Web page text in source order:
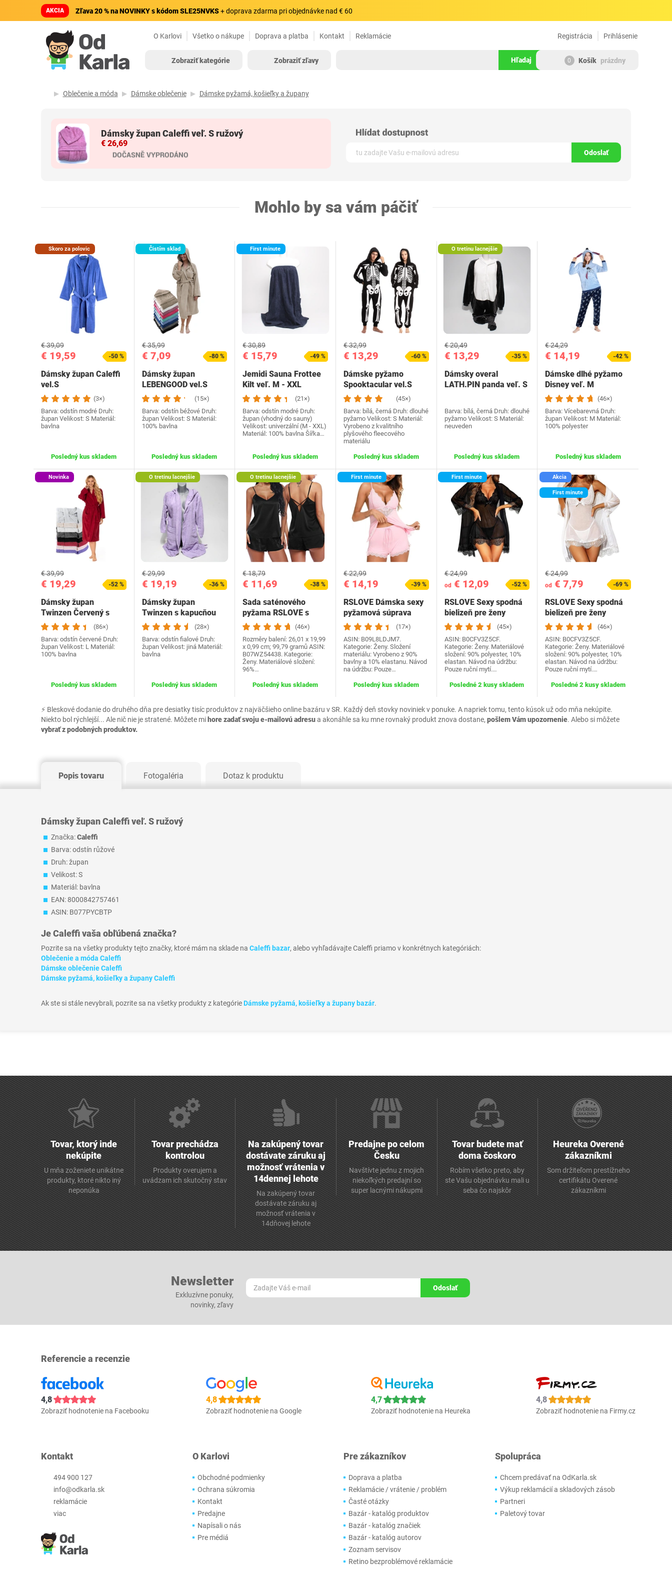
AKCIA Zľava 20 % na NOVINKY s kódom SLE25NVKS+ doprava zdarma pri objednávke nad € 60
O Karlovi Všetko o nákupe Doprava a platba Kontakt Reklamácie Prihlásenie
Registrácia
Zobraziť kategórie Zobraziť zľavy Hľadaj 0 Košík prázdny
Oblečenie a móda Dámske oblečenie Dámske pyžamá, košieľky a župany
Dámsky župan Caleffi veľ. S ružový
⚡ Bleskové dodanie do druhého dňa pre desiatky tisíc produktov z najväčšieho online bazáru v SR. Každý deň stovky noviniek v ponuke. A napriek tomu, tento kúsok už odo mňa nekúpite.
Niekto bol rýchlejší... Ale nič nie je stratené. Môžete mihore zadať svoju e-mailovú adresua akonáhle sa ku mne rovnaký produkt znova dostane, pošlem Vám upozornenie. Alebo si môžete
vybrať z podobných produktov.
€ 26,69
Odoslať
Mohlo by sa vám páčiť
Skoro za polovic
€ 19,59
€ 39,09
-50 %
Dámsky župan Caleffi
vel.S
(3×)
Barva: odstín modré Druh:
župan Velikost: S Materiál:
bavlna
Posledný kus skladem
Čistím sklad
€ 7,09
€ 35,99
-80 %
Dámsky župan
LEBENGOOD vel.S
(15×)
Barva: odstín béžové Druh:
župan Velikost: S Materiál:
100% bavlna
Posledný kus skladem
First minute
€ 15,79
€ 30,89
-49 %
Jemidi Sauna Frottee
Kilt veľ. M - XXL
(21×)
Barva: odstín modré Druh:
župan (vhodný do sauny)
Velikost: univerzální (M - XXL)
Materiál: 100% bavlna Šířka…
Posledný kus skladem
€ 13,29
€ 32,99
-60 %
Dámske pyžamo
Spooktacular vel.S
(45×)
Barva: bílá, černá Druh: dlouhé
pyžamo Velikost: S Materiál:
Vyrobeno z kvalitního
plyšového fleecového
materiálu
Posledný kus skladem
O tretinu lacnejšie
€ 13,29
€ 20,49
-35 %
Dámsky overal
LATH.PIN panda veľ. S
Barva: bílá, černá Druh: dlouhé
pyžamo Velikost: S Materiál:
neuveden
Posledný kus skladem
€ 14,19
€ 24,29
-42 %
Dámske dlhé pyžamo
Disney veľ. M
(46×)
Barva: Vícebarevná Druh:
župan Velikost: M Materiál:
100% polyester
Posledný kus skladem
Novinka
€ 19,29
€ 39,99
-52 %
Dámsky župan
Twinzen Červený s
kapucňou L
(86×)
Barva: odstín červené Druh:
župan Velikost: L Materiál:
100% bavlna
Posledný kus skladem
O tretinu lacnejšie
€ 19,19
€ 29,99
-36 %
Dámsky župan
Twinzen s kapucňou
(28×)
Barva: odstín fialové Druh:
župan Velikost: jiná Materiál:
bavlna
Posledný kus skladem
O tretinu lacnejšie
€ 11,69
€ 18,79
-38 %
Sada saténového
pyžama RSLOVE s
Cami topom a
šortkami pre…
(46×)
Rozměry balení: 26,01 x 19,99
x 0,99 cm; 99,79 gramů ASIN:
B07WZ54438. Kategorie:
Ženy. Materiálové složení:
96%…
Posledný kus skladem
First minute
€ 14,19
€ 22,99
-39 %
RSLOVE Dámska sexy
pyžamová súprava
Čipková košieľka a…
(17×)
ASIN: B09L8LDJM7.
Kategorie: Ženy. Složení
materiálu: Vyrobeno z 90%
bavlny a 10% elastanu. Návod
na údržbu: Pouze…
Posledný kus skladem
First minute
od€ 12,09
€ 24,99
-52 %
RSLOVE Sexy spodná
bielizeň pre ženy
Čipková Babydoll s…
(45×)
ASIN: B0CFV3Z5CF.
Kategorie: Ženy. Materiálové
složení: 90% polyester, 10%
elastan. Návod na údržbu:
Pouze ruční mytí.…
Posledné 2 kusy skladem
Akcia
First minute
od € 7,79
€ 24,99
-69 %
RSLOVE Sexy spodná
bielizeň pre ženy
Čipková Babydoll s…
(46×)
ASIN: B0CFV3Z5CF.
Kategorie: Ženy. Materiálové
složení: 90% polyester, 10%
elastan. Návod na údržbu:
Pouze ruční mytí.…
Posledné 2 kusy skladem
Popis tovaru Fotogaléria Dotaz k produktu
Dámsky župan Caleffi veľ. S ružový
Značka:Caleffi
Barva: odstín růžové
Druh: župan
Velikost: S
Materiál: bavlna
EAN: 8000842757461
ASIN: B077PYCBTP
JeCaleffivaša obľúbená značka?
Pozrite sa na všetky produkty tejto značky, ktoré mám na sklade na Caleffi bazar, alebo vyhľadávajte Caleffi priamo v konkrétnych kategóriách:
Oblečenie a móda Caleffi
Dámske oblečenie Caleffi
Dámske pyžamá, košieľky a župany Caleffi
Ak ste si stále nevybrali, pozrite sa na všetky produkty z kategórieDámske pyžamá, košieľky a župany bazár.
Tovar, ktorý inde
nekúpite
U mňa zoženiete unikátne
produkty, ktoré nikto iný
neponúka
Tovar prechádza
kontrolou
Produkty overujem a
uvádzam ich skutočný stav
Na zakúpený tovar
dostávate záruku aj
možnosť vrátenia v
14dennej lehote
Na zakúpený tovar
dostávate záruku aj
možnosť vrátenia v
14dňovej lehote
Predajne po celom
Česku
Navštívte jednu z mojich
niekoľkých predajní so
super lacnými nákupmi
Tovar budete mať
doma čoskoro
Robím všetko preto, aby
ste Vašu objednávku mali u
seba čo najskôr
Heureka Overené
zákazníkmi
Som držiteľom prestížneho
certifikátu Overené
zákazníkmi
Newsletter
Exkluzívne ponuky,
novinky, zľavy
Odoslať
Referencie a recenzie
4,8
Zobraziť hodnotenie na Facebooku
4,8
Zobraziť hodnotenie na Google
4,7
Zobraziť hodnotenie na Heureka
4,8
Zobraziť hodnotenie na Firmy.cz
Kontakt
494 900 127
info@odkarla.sk
reklamácie
viac
O Karlovi
Obchodné podmienky
Ochrana súkromia
Kontakt
Predajne
Napísali o nás
Pre médiá
Pre zákazníkov
Doprava a platba
Reklamácie / vrátenie / problém
Časté otázky
Bazár - katalóg produktov
Bazár - katalóg značiek
Bazár - katalóg autorov
Zoznam servisov
Retino bezproblémové reklamácie
Spolupráca
Chcem predávať na OdKarla.sk
Výkup reklamácií a skladových zásob
Partneri
Paletový tovar